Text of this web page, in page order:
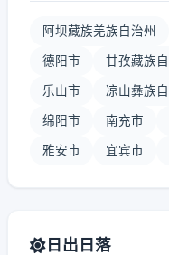
阿坝藏族羌族自治州
德阳市 甘孜藏族
乐山市 凉山彝族
绵阳市 南充市
雅安市 宜宾市
日出日落